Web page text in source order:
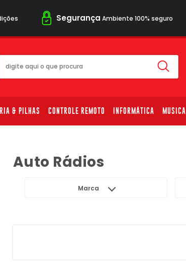
Segurança Ambiente 100% seguro
& PILHAS CONTROLE REMOTO INFORMÁTICA MUSICAL
Auto Rádios
Marca